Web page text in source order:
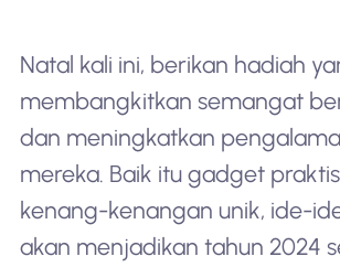
Natal kali ini, berikan hadiah
membangkitkan semangat
dan meningkatkan
mereka. Baik itu gadget
kenang-kenangan unik, ide-
akan menjadikan tahun 2024